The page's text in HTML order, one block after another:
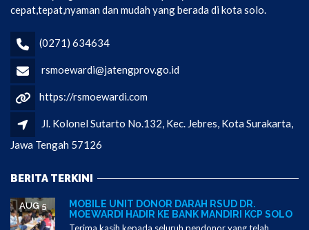
cepat,tepat,nyaman dan mudah yang berada di kota solo.
(0271) 634634
rsmoewardi@jatengprov.go.id
https://rsmoewardi.com
Jl. Kolonel Sutarto No.132, Kec. Jebres, Kota Surakarta,
Jawa Tengah 57126
BERITA TERKINI
MOBILE UNIT DONOR DARAH RSUD DR.
MOEWARDI HADIR KE BANK MANDIRI KCP SOLO
AUG 5